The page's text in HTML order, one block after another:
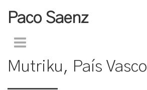
Paco Saenz
Mutriku, País Vasco